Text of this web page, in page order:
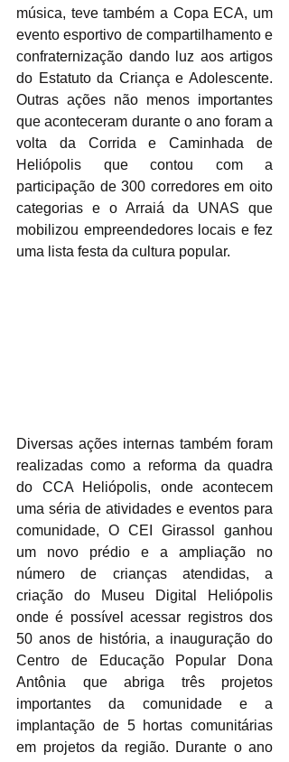
música, teve também a Copa ECA, um
evento esportivo de compartilhamento e
confraternização dando luz aos artigos
do Estatuto da Criança e Adolescente.
Outras ações não menos importantes
que aconteceram durante o ano foram a
volta da Corrida e Caminhada de
Heliópolis que contou com a
participação de 300 corredores em oito
categorias e o Arraiá da UNAS que
mobilizou empreendedores locais e fez
uma lista festa da cultura popular.
Diversas ações internas também foram
realizadas como a reforma da quadra
do CCA Heliópolis, onde acontecem
uma séria de atividades e eventos para
comunidade, O CEI Girassol ganhou
um novo prédio e a ampliação no
número de crianças atendidas, a
criação do Museu Digital Heliópolis
onde é possível acessar registros dos
50 anos de história, a inauguração do
Centro de Educação Popular Dona
Antônia que abriga três projetos
importantes da comunidade e a
implantação de 5 hortas comunitárias
em projetos da região. Durante o ano